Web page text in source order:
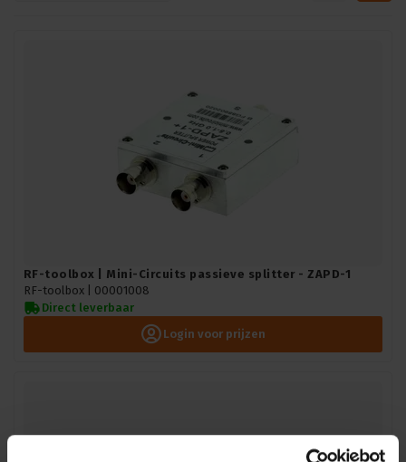
RF-toolbox | Mini-Circuits passieve splitter - ZAPD-1
RF-toolbox | 00001008
Direct leverbaar
Login voor prijzen